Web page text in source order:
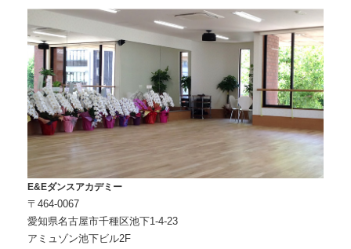
E&Eダンスアカデミー
〒464-0067
愛知県名古屋市千種区池下1-4-23
アミュゾン池下ビル2F